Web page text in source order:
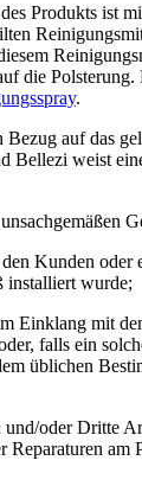
Produkts ist
die Polsterung.
.
Bezug auf das
Bellezi weist
Kunden oder
installiert wurde;
Einklang mit
falls ein
üblichen
oder Dritte
Reparaturen am